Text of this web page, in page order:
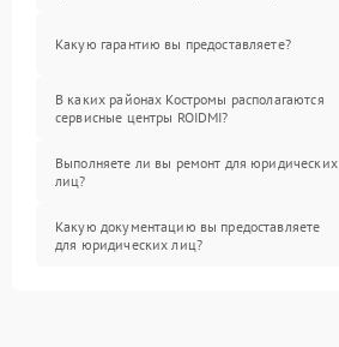
Какую гарантию вы предоставляете?
В каких районах Костромы располагаются
сервисные центры ROIDMI?
Выполняете ли вы ремонт для юридических
лиц?
Какую документацию вы предоставляете
для юридических лиц?